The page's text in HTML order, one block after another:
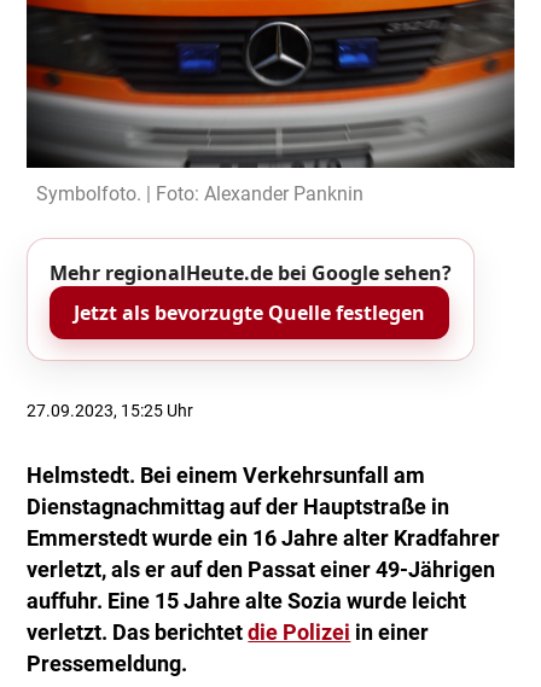
Symbolfoto. | Foto: Alexander Panknin
Mehr regionalHeute.de bei Google sehen?
Jetzt als bevorzugte Quelle festlegen
27.09.2023, 15:25 Uhr
Helmstedt. Bei einem Verkehrsunfall am
Dienstagnachmittag auf der Hauptstraße in
Emmerstedt wurde ein 16 Jahre alter Kradfahrer
verletzt, als er auf den Passat einer 49-Jährigen
auffuhr. Eine 15 Jahre alte Sozia wurde leicht
verletzt. Das berichtetdie Polizei in einer
Pressemeldung.